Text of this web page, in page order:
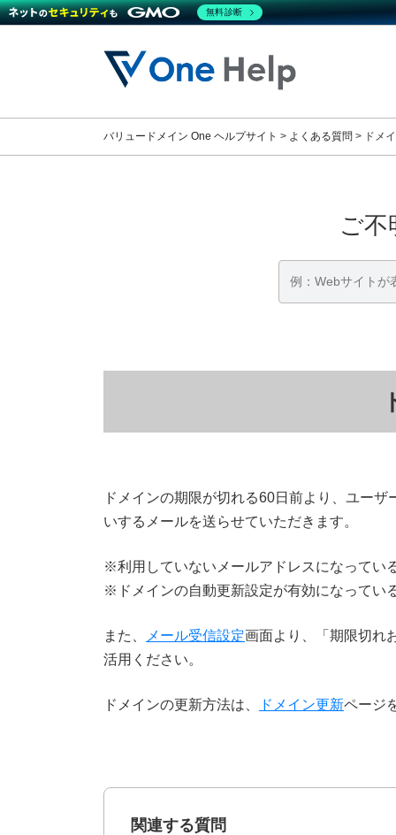
バリュードメイン One ヘルプサイト > よくある質問 > ドメ
ご
ドメインの期限が切れる60日前より、ユー
いするメールを送らせていただきます。
※利用していないメールアドレスになってい
※ドメインの自動更新設定が有効になってい
また、 メール受信設定画面より、「期限切れ
活用ください。
ドメインの更新方法は、 ドメイン更新ページ
関連する質問
無料診断